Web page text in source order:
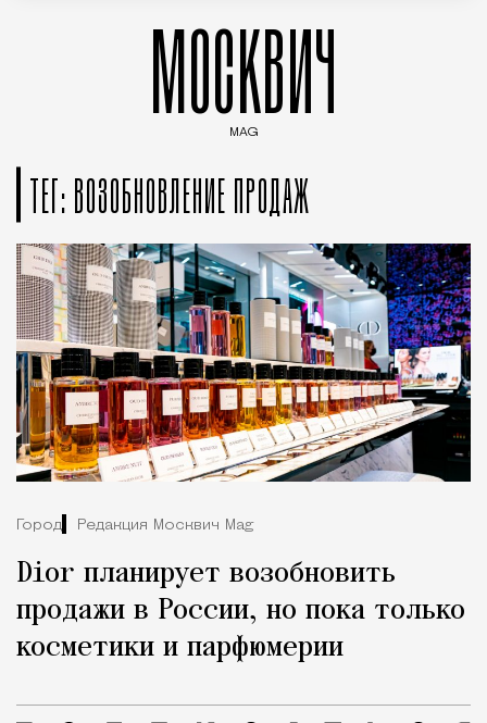
МОСКВИЧ
MAG
ТЕГ: ВОЗОБНОВЛЕНИЕ ПРОДАЖ
Город Редакция Москвич Mag
Dior планирует возобновить
продажи в России, но пока только
косметики и парфюмерии